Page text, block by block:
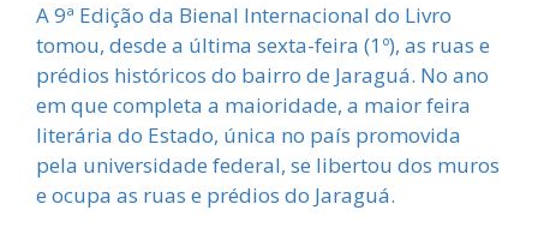
A 9ª Edição da Bienal Internacional do Livro
tomou, desde a última sexta-feira (1º), as ruas e
prédios históricos do bairro de Jaraguá. No ano
em que completa a maioridade, a maior feira
literária do Estado, única no país promovida
pela universidade federal, se libertou dos muros
e ocupa as ruas e prédios do Jaraguá.